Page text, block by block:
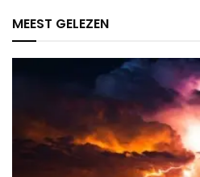
MEEST GELEZEN